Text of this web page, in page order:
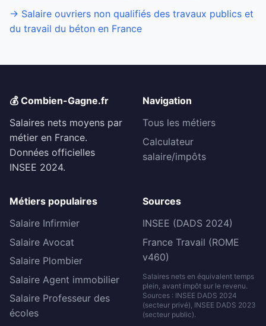
→ Salaire ouvriers non qualifiés des travaux publics et
du travail du béton en France
💰 Combien-Gagne.fr
Salaires nets moyens par
métier en France.
Données officielles
INSEE 2024.
Navigation
Tous les métiers
Calculateur
salaire/impôts
Métiers populaires
Salaire Infirmier
Salaire Avocat
Salaire Plombier
Salaire Agent immobilier
Salaire Professeur des
écoles
Sources
INSEE (DADS 2024)
France Travail (ROME
v460)
Salaires nets en équivalent temps
plein, avant impôt sur le revenu.
Sources : INSEE DADS 2024
(secteur privé), INSEE DADS 2023
(secteur public).